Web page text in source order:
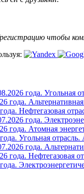
чтобы
года. Угольная
года.
Нефтегазовая
года.
года. Атомная
Угольная
года.
года. Нефтегазовая